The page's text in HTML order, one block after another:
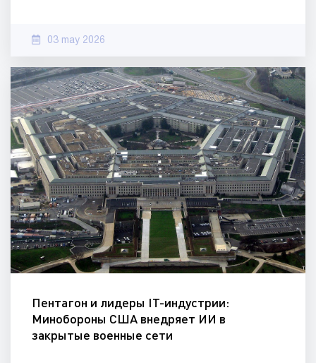
03 may 2026
Пентагон и лидеры IT-индустрии:
Минобороны США внедряет ИИ в
закрытые военные сети